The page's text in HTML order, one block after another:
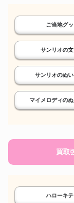
ご当地グ
サンリオの
サンリオのぬ
マイメロディの
買取
ハローキテ